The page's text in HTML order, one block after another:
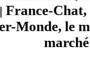
| France-Chat,
Monde, le